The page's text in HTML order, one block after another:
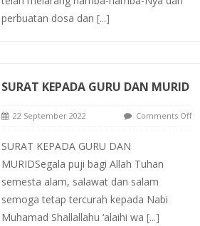
perbuatan dosa dan [...]
SURAT KEPADA GURU DAN MURID
22 September 2022 Comments Off
SURAT KEPADA GURU DAN
MURIDSegala puji bagi Allah Tuhan
semesta alam, salawat dan salam
semoga tetap tercurah kepada Nabi
Muhamad Shallallahu ‘alaihi wa [...]